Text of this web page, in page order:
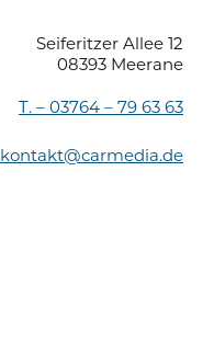
Seiferitzer Allee 12
08393 Meerane
T. – 03764 – 79 63 63
kontakt@carmedia.de